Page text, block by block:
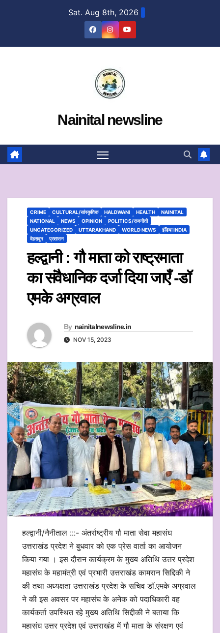
Sat. Aug 8th, 2026
Nainital newsline
CRIME CULTURAL/सांस्कृतिक HALDWANI HEALTH
NAINITAL
NATIONAL
NEWS OPINION
POLITICS/राजनीती
UNCATEGORIZED
UTTARAKHAND WORLD NEWS
इंडिया INDIA
देहरादून
प्रशासन
हल्द्वानी : गौ माता को राष्ट्रमाता
का संवैधानिक दर्जा दिया जाएँ -डॉ
एमके अग्रवाल
By nainitalnewsline.in
NOV 15, 2023
हल्द्वानी/नैनीताल :::- अंतर्राष्ट्रीय गौ माता सेवा महासंघ
उत्तराखंड प्रदेश ने बुधवार को एक प्रेस वार्ता का आयोजन
किया गया । इस दौरान कार्यक्रम के मुख्य अतिथि उत्तर प्रदेश
महासंघ के महामंत्री एवं प्रभारी उत्तराखंड कामरान सिद्दिकी ने
की तथा अध्यक्षता उत्तराखंड प्रदेश के सचिव डॉ.एमके अग्रवाल
ने की इस अवसर पर महासंघ के अनेक को पदाधिकारी वह
कार्यकर्ता उपस्थित रहे मुख्य अतिथि सिद्दीकी ने बताया कि
महासंघ उत्तर प्रदेश एवं उत्तराखंड में गौ माता के संरक्षण एवं